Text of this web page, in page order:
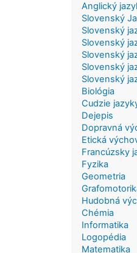
Anglický
Slovenský
Slovenský
Slovenský
Slovenský
Slovenský
Slovenský
Biológia
Cudzie
Dejepis
Dopravná
Etická
Francúzsky
Fyzika
Geometria
Hudobná
Chémia
Informatika
Logopédia
Matematika